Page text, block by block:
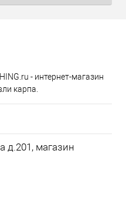
- интернет-магазин
карпа.
д.201, магазин